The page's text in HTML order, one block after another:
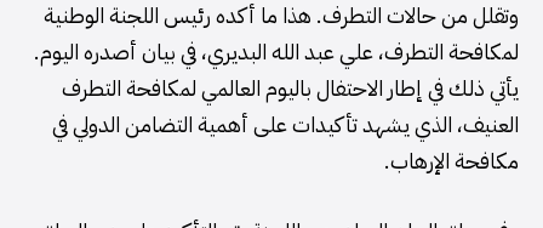
وتقلل من حالات التطرف. هذا ما أكده رئيس اللجنة الوطنية
لمكافحة التطرف، علي عبد الله البديري، في بيان أصدره اليوم.
يأتي ذلك في إطار الاحتفال باليوم العالمي لمكافحة التطرف
العنيف، الذي يشهد تأكيدات على أهمية التضامن الدولي في
مكافحة الإرهاب.